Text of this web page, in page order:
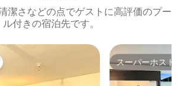
潔さなどの点でゲストに高評価のプー
ル付きの宿泊先です。
スーパーホスト
スーパーホスト